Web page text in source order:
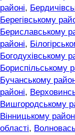
районі,
Берегівському
Бериславському
районі,
Богодухівському
Бориспільському
Бучанському
районі,
Вишгородському
Вінницькому
області,